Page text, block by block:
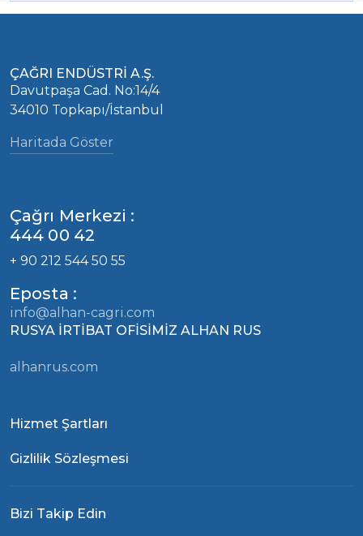
ÇAĞRI ENDÜSTRİ A.Ş.
Davutpaşa Cad. No:14/4
34010 Topkapı/İstanbul
Haritada Göster
Çağrı Merkezi :
444 00 42
+ 90 212 544 50 55
Eposta :
info@alhan-cagri.com
RUSYA İRTİBAT OFİSİMİZ ALHAN RUS
alhanrus.com
Hizmet Şartları
Gizlilik Sözleşmesi
Bizi Takip Edin